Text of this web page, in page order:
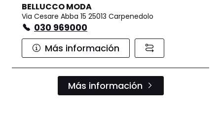
BELLUCCO MODA
Via Cesare Abba 15 25013 Carpenedolo
030 969000
Más información
Más información